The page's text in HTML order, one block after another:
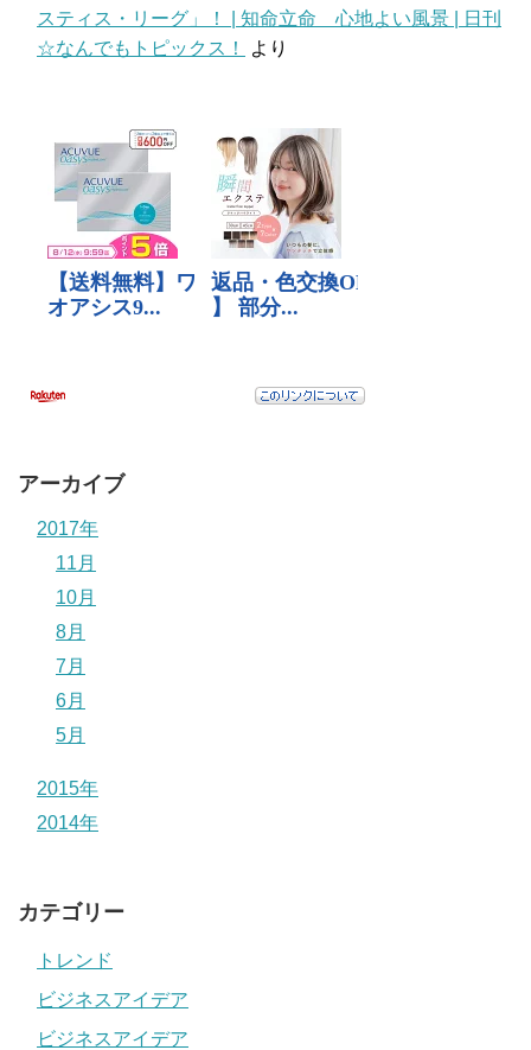
スティス・リーグ」！ | 知命立命 心地よい風景 | 日刊
☆なんでもトピックス！
より
アーカイブ
2017年
11月
10月
8月
7月
6月
5月
2015年
2014年
カテゴリー
トレンド
ビジネスアイデア
ビジネスアイデア